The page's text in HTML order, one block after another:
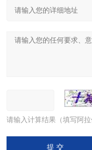
请输入计算结果（填写阿